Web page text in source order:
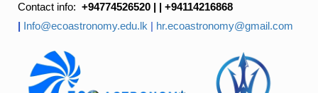
Contact info: +94774526520 | | +94114216868
Info@ecoastronomy.edu.lk hr.ecoastronomy@gmail.com